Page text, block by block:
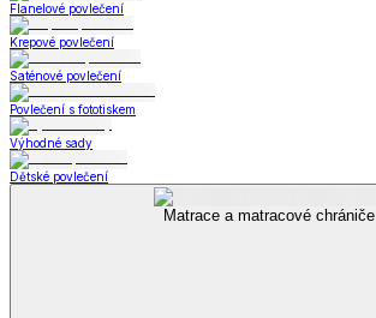
Flanelové povlečení
Krepové povlečení
Saténové povlečení
Povlečení s fototiskem
Výhodné sady
Dětské povlečení
Matrace a matracové chrániče